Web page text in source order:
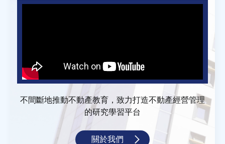
不間斷地推動不動產教育，致力打造不動產經營管理
的研究學習平台
關於我們